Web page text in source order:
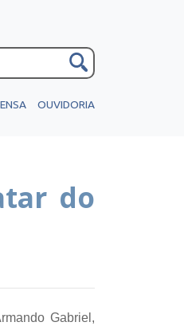
OUVIDORIA
do
Gabriel,